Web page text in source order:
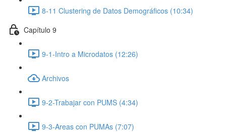
8-11 Clustering de Datos Demográficos (10:34)
Capítulo 9
9-1-Intro a Microdatos (12:26)
Archivos
9-2-Trabajar con PUMS (4:34)
9-3-Areas con PUMAs (7:07)